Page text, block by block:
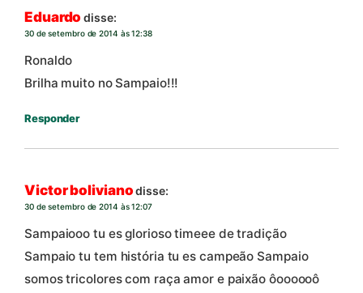
Eduardo disse:
30 de setembro de 2014 às 12:38
Ronaldo
Brilha muito no Sampaio!!!
Responder
Victor bolivianodisse:
30 de setembro de 2014 às 12:07
Sampaiooo tu es glorioso timeee de tradição
Sampaio tu tem história tu es campeão Sampaio
somos tricolores com raça amor e paixão ôoooooô